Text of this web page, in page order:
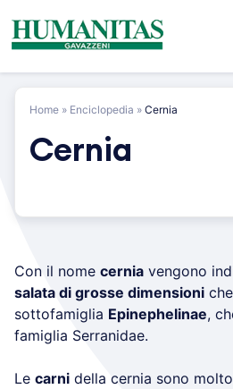
content
Home » Enciclopedia » Cernia
Cernia
Con il nome cernia vengono
salata di grosse dimensioni
sottofamiglia Epinephelinae,
famiglia Serranidae.
Le carni della cernia sono molto